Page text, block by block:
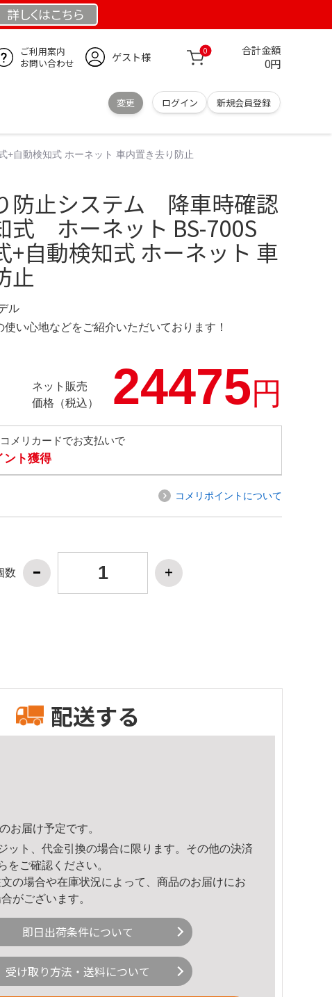
詳しくはこちら
ご利用案内
お問い合わせ
ゲスト様 0 合計金額
0円
変更 ログイン 新規会員登録
自動検知式 ホーネット 車内置き去り防止
防止システム 降車時確認
式 ホーネット BS-700S
+自動検知式 ホーネット 車
止
ル
い心地などをご紹介いただいております！
ネット販売
価格（税込）
24475円
メリカードでお支払いで
ント獲得
コメリポイントについて
数
配送する
お届け予定です。
ット、代金引換の場合に限ります。その他の決済
をご確認ください。
の場合や在庫状況によって、商品のお届けにお
がございます。
即日出荷条件について
受け取り方法・送料について